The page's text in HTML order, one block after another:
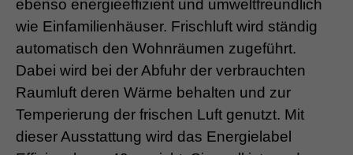
ebenso energieeffizient und umweltfreundlich
wie Einfamilienhäuser. Frischluft wird ständig
automatisch den Wohnräumen zugeführt.
Dabei wird bei der Abfuhr der verbrauchten
Raumluft deren Wärme behalten und zur
Temperierung der frischen Luft genutzt. Mit
dieser Ausstattung wird das Energielabel